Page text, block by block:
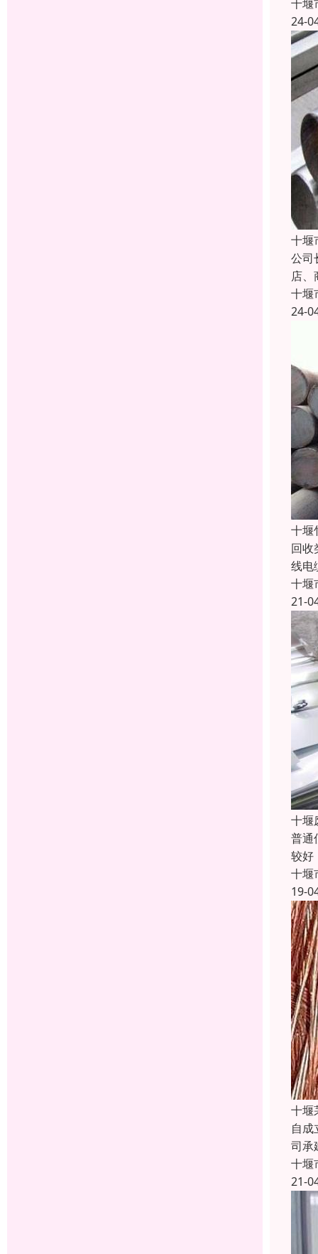
十堰
24-
十堰
公司
店
十堰
24-
十堰
回收
线电
十堰
21-
十堰
普通
较好
十堰
19-
十堰
自
司承
十堰
21-